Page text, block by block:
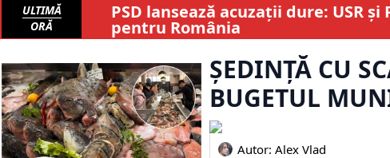
ULTIMĂ
ORĂ
PSD lansează acuzații dure: USR
pentru România
ȘEDINȚĂ CU
BUGETUL
Autor: Alex Vlad